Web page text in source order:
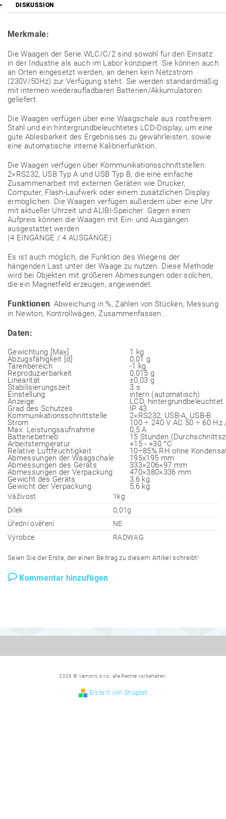
DISKUSSION
Merkmale:
Die Waagen der Serie WLC/C/2 sind sowohl für den Einsatz
in der Industrie als auch im Labor konzipiert. Sie können auch
an Orten eingesetzt werden, an denen kein Netzstrom
(230V/50Hz) zur Verfügung steht. Sie werden standardmäßig
mit internen wiederaufladbaren Batterien/Akkumulatoren
geliefert.
Die Waagen verfügen über eine Waagschale aus rostfreiem
Stahl und ein hintergrundbeleuchtetes LCD-Display, um eine
gute Ablesbarkeit des Ergebnisses zu gewährleisten, sowie
eine automatische interne Kalibrierfunktion.
Die Waagen verfügen über Kommunikationsschnittstellen:
2×RS232, USB Typ A und USB Typ B, die eine einfache
Zusammenarbeit mit externen Geräten wie Drucker,
Computer, Flash-Laufwerk oder einem zusätzlichen Display
ermöglichen. Die Waagen verfügen außerdem über eine Uhr
mit aktueller Uhrzeit und ALIBI-Speicher. Gegen einen
Aufpreis können die Waagen mit Ein- und Ausgängen
ausgestattet werden
(4 EINGÄNGE / 4 AUSGÄNGE).
Es ist auch möglich, die Funktion des Wiegens der
hängenden Last unter der Waage zu nutzen. Diese Methode
wird bei Objekten mit größeren Abmessungen oder solchen,
die ein Magnetfeld erzeugen, angewendet.
Funktionen: Abweichung in %, Zählen von Stücken, Messung
in Newton, Kontrollwägen, Zusammenfassen...
Daten:
Gewichtung [Max] 1 kg
Abzugsfähigkeit [d] 0,01 g
Tarenbereich -1 kg
Reproduzierbarkeit 0,015 g
Linearität ±0,03 g
Stabilisierungszeit 3 s
Einstellung intern (automatisch)
Anzeige LCD, hintergrundbeleuchtet
Grad des Schutzes IP 43
Kommunikationsschnittstelle 2×RS232, USB-A, USB-B
Strom 100 ÷ 240 V AC 50 ÷ 60
Max. Leistungsaufnahme 0,5 A
Batteriebetrieb 15 Stunden
Arbeitstemperatur +15 - +30 °C
Relative Luftfeuchtigkeit 10÷85% RH ohne
Abmessungen der Waagschale 195x195 mm
Abmessungen des Geräts 333×206×97 mm
Abmessungen der Verpackung 470×380×336 mm
Gewicht des Geräts 3,6 kg
Gewicht der Verpackung 5,6 kg
Váživost
1kg
Dílek
0,01g
Úřední ověření
NE
Výrobce
RADWAG
Seien Sie der Erste, der einen Beitrag zu diesem Artikel schreibt!
Kommentar hinzufügen
2026 © Vamont, s.r.o., alle Rechte vorbehalten.
Erstellt von Shoptet